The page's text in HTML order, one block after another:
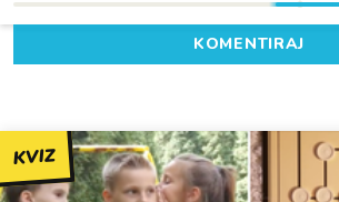
KOMENTIRAJ
KVIZ